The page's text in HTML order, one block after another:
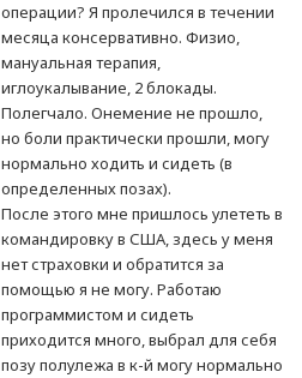
операции? Я пролечился в течении
месяца консервативно. Физио,
мануальная терапия,
иглоукалывание, 2 блокады.
Полегчало. Онемение не прошло,
но боли практически прошли, могу
нормально ходить и сидеть (в
определенных позах).
После этого мне пришлось улететь в
командировку в США, здесь у меня
нет страховки и обратится за
помощью я не могу. Работаю
программистом и сидеть
приходится много, выбрал для себя
позу полулежа в к-й могу нормально